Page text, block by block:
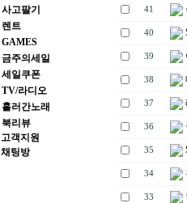
사고팔기
렌트
GAMES
금주의세일
세일쿠폰
TV/라디오
흘러간노래
북리뷰
고객지원
채팅방
41
40
39
38
37
36
35
34
33